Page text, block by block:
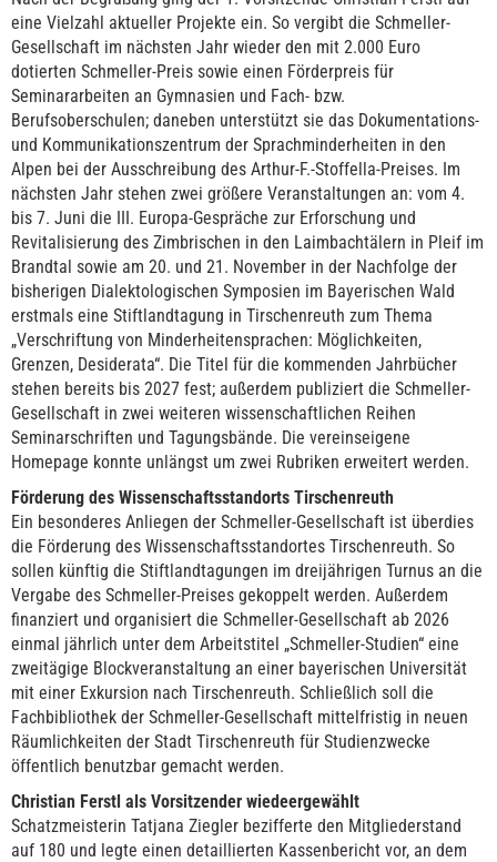
eine Vielzahl aktueller Projekte ein. So vergibt die Schmeller-
Gesellschaft im nächsten Jahr wieder den mit 2.000 Euro
dotierten Schmeller-Preis sowie einen Förderpreis für
Seminararbeiten an Gymnasien und Fach- bzw.
Berufsoberschulen; daneben unterstützt sie das Dokumentations-
und Kommunikationszentrum der Sprachminderheiten in den
Alpen bei der Ausschreibung des Arthur-F.-Stoffella-Preises. Im
nächsten Jahr stehen zwei größere Veranstaltungen an: vom 4.
bis 7. Juni die III. Europa-Gespräche zur Erforschung und
Revitalisierung des Zimbrischen in den Laimbachtälern in Pleif im
Brandtal sowie am 20. und 21. November in der Nachfolge der
bisherigen Dialektologischen Symposien im Bayerischen Wald
erstmals eine Stiftlandtagung in Tirschenreuth zum Thema
„Verschriftung von Minderheitensprachen: Möglichkeiten,
Grenzen, Desiderata“. Die Titel für die kommenden Jahrbücher
stehen bereits bis 2027 fest; außerdem publiziert die Schmeller-
Gesellschaft in zwei weiteren wissenschaftlichen Reihen
Seminarschriften und Tagungsbände. Die vereinseigene
Homepage konnte unlängst um zwei Rubriken erweitert werden.
Förderung des Wissenschaftsstandorts Tirschenreuth
Ein besonderes Anliegen der Schmeller-Gesellschaft ist überdies
die Förderung des Wissenschaftsstandortes Tirschenreuth. So
sollen künftig die Stiftlandtagungen im dreijährigen Turnus an die
Vergabe des Schmeller-Preises gekoppelt werden. Außerdem
finanziert und organisiert die Schmeller-Gesellschaft ab 2026
einmal jährlich unter dem Arbeitstitel „Schmeller-Studien“ eine
zweitägige Blockveranstaltung an einer bayerischen Universität
mit einer Exkursion nach Tirschenreuth. Schließlich soll die
Fachbibliothek der Schmeller-Gesellschaft mittelfristig in neuen
Räumlichkeiten der Stadt Tirschenreuth für Studienzwecke
öffentlich benutzbar gemacht werden.
Christian Ferstl als Vorsitzender wiedeergewählt
Schatzmeisterin Tatjana Ziegler bezifferte den Mitgliederstand
auf 180 und legte einen detaillierten Kassenbericht vor, an dem